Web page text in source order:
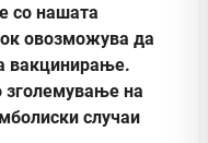
со нашата
овозможува да
вакцинирање.
зголемување на
случаи